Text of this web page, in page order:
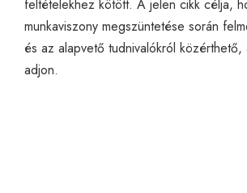
feltételekhez kötött. A jelen cikk célja,
munkaviszony megszüntetése során
és az alapvető tudnivalókról
adjon.